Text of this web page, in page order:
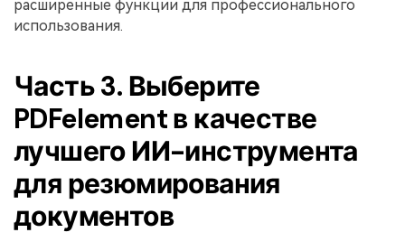
расширенные функции для профессионального
использования.
Часть 3. Выберите
PDFelement в качестве
лучшего ИИ-инструмента
для резюмирования
документов